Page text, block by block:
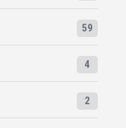
59
4
2